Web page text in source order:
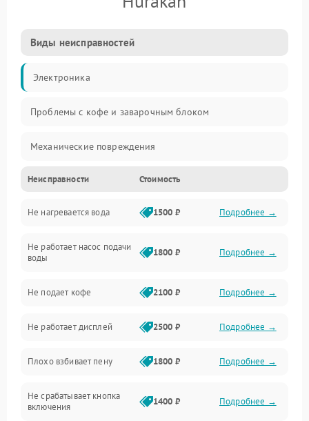
Виды неисправностей
Электроника
Проблемы с кофе и заварочным блоком
Механические повреждения
Прочие неисправности
Включение и работа
Проблемы с водой
Проблемы с капучинатором и паром
Управление и электроника
Программное обеспечение
Неисправности Стоимость
Не нагревается вода 1500 ₽ Подробнее →
Не работает насос подачи
воды
1800 ₽ Подробнее →
Не подает кофе 2100 ₽ Подробнее →
Не работает дисплей 2500 ₽ Подробнее →
Плохо взбивает пену 1800 ₽ Подробнее →
Не срабатывает кнопка
включения
1400 ₽ Подробнее →